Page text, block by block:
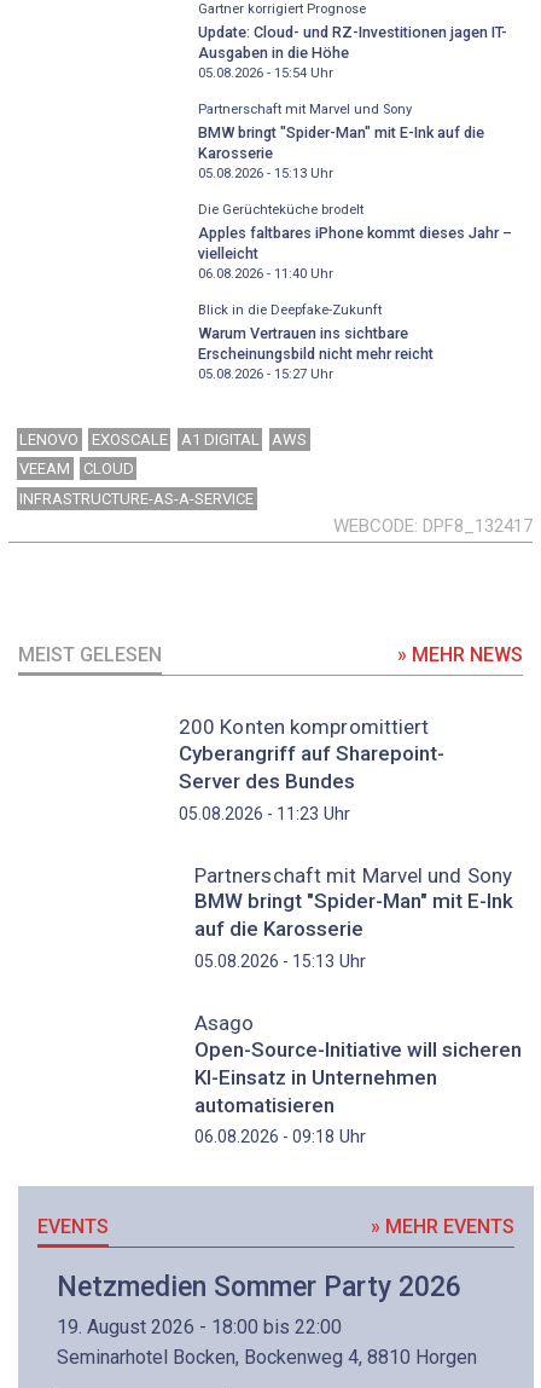
Gartner korrigiert Prognose
Update: Cloud- und RZ-Investitionen jagen IT-
Ausgaben in die Höhe
05.08.2026 - 15:54Uhr
Partnerschaft mit Marvel und Sony
BMW bringt "Spider-Man" mit E-Ink auf die
Karosserie
05.08.2026 - 15:13Uhr
Die Gerüchteküche brodelt
Apples faltbares iPhone kommt dieses Jahr –
vielleicht
06.08.2026 - 11:40Uhr
Blick in die Deepfake-Zukunft
Warum Vertrauen ins sichtbare
Erscheinungsbild nicht mehr reicht
05.08.2026 - 15:27Uhr
LENOVO EXOSCALE A1 DIGITAL
AWS
VEEAM
CLOUD
INFRASTRUCTURE-AS-A-SERVICE
WEBCODE DPF8_132417
MEIST GELESEN » MEHR NEWS
200 Konten kompromittiert
Cyberangriff auf Sharepoint-
Server des Bundes
05.08.2026 - 11:23 Uhr
Partnerschaft mit Marvel und Sony
BMW bringt "Spider-Man" mit E-Ink
auf die Karosserie
05.08.2026 - 15:13 Uhr
Asago
Open-Source-Initiative will sicheren
KI-Einsatz in Unternehmen
automatisieren
06.08.2026 - 09:18 Uhr
EVENTS » MEHR EVENTS
Netzmedien Sommer Party 2026
19. August 2026 - 18:00 bis 22:00
Seminarhotel Bocken, Bockenweg 4, 8810 Horgen